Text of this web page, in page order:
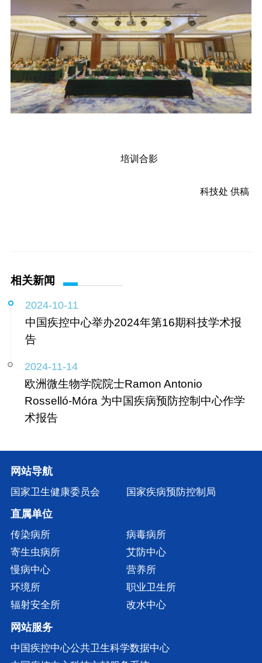
培训合影
科技处 供稿
相关新闻
2024-10-11
中国疾控中心举办2024年第16期科技学术报
告
2024-11-14
欧洲微生物学院院士Ramon Antonio
Rosselló-Móra 为中国疾病预防控制中心作学
术报告
网站导航
国家卫生健康委员会 国家疾病预防控制局
直属单位
传染病所
病毒病所
寄生虫病所
艾防中心
慢病中心
营养所
环境所
职业卫生所
辐射安全所
改水中心
网站服务
中国疾控中心公共卫生科学数据中心